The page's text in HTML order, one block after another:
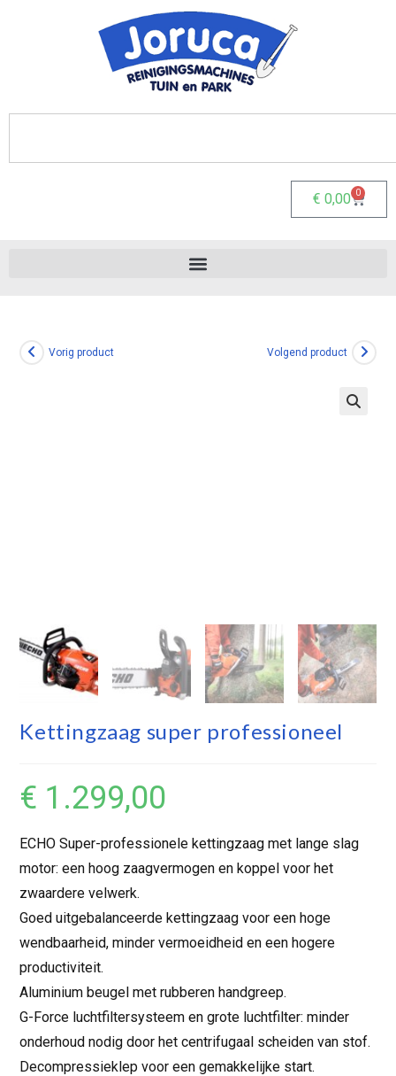
€ 0,00 0
Vorig product Volgend product
Kettingzaag super professioneel
€ 1.299,00
ECHO Super-professionele kettingzaag met lange slag
motor: een hoog zaagvermogen en koppel voor het
zwaardere velwerk.
Goed uitgebalanceerde kettingzaag voor een hoge
wendbaarheid, minder vermoeidheid en een hogere
productiviteit.
Aluminium beugel met rubberen handgreep.
G-Force luchtfiltersysteem en grote luchtfilter: minder
onderhoud nodig door het centrifugaal scheiden van stof.
Decompressieklep voor een gemakkelijke start.